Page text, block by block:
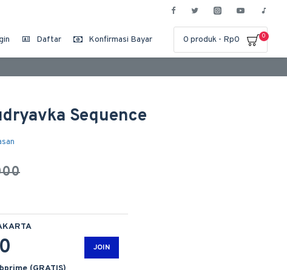
Daftar Konfirmasi Bayar 0 produk - Rp0 0
Sequence
JOIN